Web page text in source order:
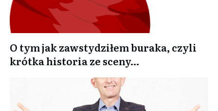
O tym jak zawstydziłem buraka, czyli
krótka historia ze sceny…